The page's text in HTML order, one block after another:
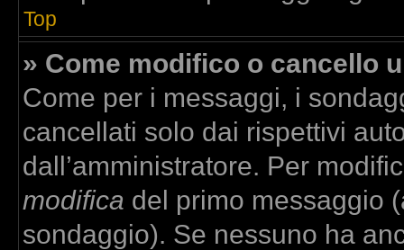
Top
» Come modifico o cancello
Come per i messaggi, i
cancellati solo dai rispettivi
dall’amministratore. Per
modifica del primo messaggio
sondaggio). Se nessuno ha